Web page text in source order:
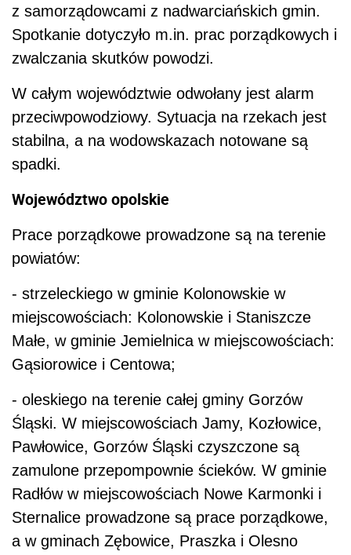
z samorządowcami z nadwarciańskich gmin.
Spotkanie dotyczyło m.in. prac porządkowych i
zwalczania skutków powodzi.
W całym województwie odwołany jest alarm
przeciwpowodziowy. Sytuacja na rzekach jest
stabilna, a na wodowskazach notowane są
spadki.
Województwo opolskie
Prace porządkowe prowadzone są na terenie
powiatów:
- strzeleckiego w gminie Kolonowskie w
miejscowościach: Kolonowskie i Staniszcze
Małe, w gminie Jemielnica w miejscowościach:
Gąsiorowice i Centowa;
- oleskiego na terenie całej gminy Gorzów
Śląski. W miejscowościach Jamy, Kozłowice,
Pawłowice, Gorzów Śląski czyszczone są
zamulone przepompownie ścieków. W gminie
Radłów w miejscowościach Nowe Karmonki i
Sternalice prowadzone są prace porządkowe,
a w gminach Zębowice, Praszka i Olesno